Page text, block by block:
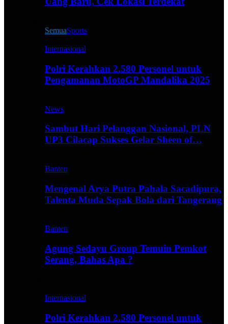
SemuaSports
Internasional
Polri Kerahkan 2.580 Personel untuk
Pengamanan MotoGP Mandalika 2025
News
Sambut Hari Pelanggan Nasional, PLN
UP3 Cilacap Sukses Gelar Sheen of…
Banten
Mengenal Arya Putra Pahala Sacadipura,
Talenta Muda Sepak Bola dari Tangerang
Banten
Agung Sedayu Group Temuin Pemkot
Serang, Bahas Apa ?
Internasional
Polri Kerahkan 2.580 Personel untuk